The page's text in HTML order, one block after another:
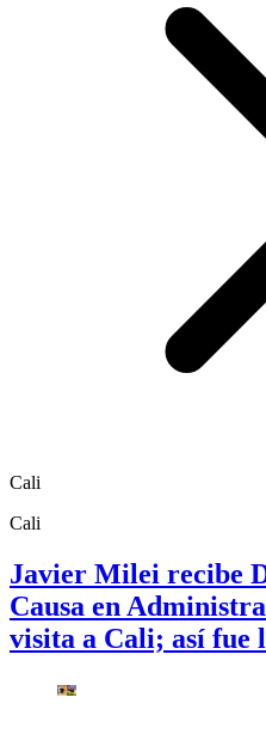
Cali
Cali
Javier Milei recibe
Causa en
visita a Cali; así fue